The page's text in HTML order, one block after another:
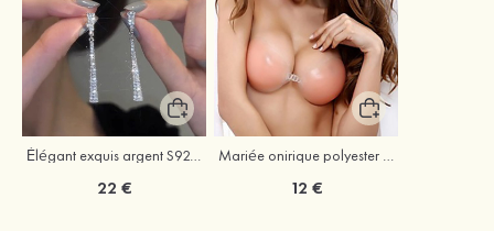
Élégant exquis argent S925 zircon boucles d'oreilles
22 €
Mariée onirique polyester soutien-gorge
12 €